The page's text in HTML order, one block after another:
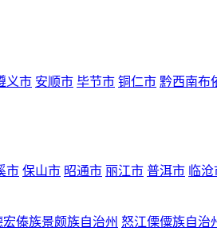
义市 安顺市 毕节市 铜仁市 黔西南布
市 保山市 昭通市 丽江市 普洱市 临
宏傣族景颇族自治州 怒江傈僳族自治